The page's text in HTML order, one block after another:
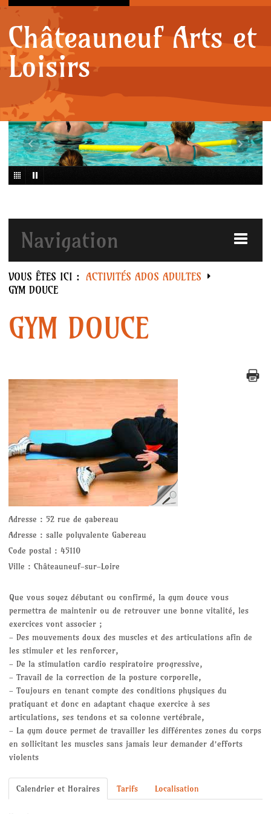
Châteauneuf Arts et
Loisirs
Navigation
Accueil
Activités Enfants
DESSIN / PEINTURE
PARTY DANCE
DESSIN MANGA
GYM ENFANTS
Activités Ados Adultes
AQUACAL DYNAMIQUE
AQUACAL CARDIO
BODY-RENFORT
DESSIN / PEINTURE
GYM DOUCE
GYM DYNAMIQUE
MARCHE NORDIQUE
QI GONG
RELAXOSOPHROLOGIE
VOUS ÊTES ICI : ACTIVITÉS ADOS ADULTES
GYM DOUCE
GYM DOUCE
Adresse : 52 rue de gabereau
Adresse : salle polyvalente Gabereau
Code postal : 45110
Ville : Châteauneuf-sur-Loire
Que vous soyez débutant ou confirmé, la gym douce vous
permettra de maintenir ou de retrouver une bonne vitalité, les
exercices vont associer ;
- Des mouvements doux des muscles et des articulations afin de
les stimuler et les renforcer,
- De la stimulation cardio respiratoire progressive,
- Travail de la correction de la posture corporelle,
- Toujours en tenant compte des conditions physiques du
pratiquant et donc en adaptant chaque exercice à ses
articulations, ses tendons et sa colonne vertébrale,
- La gym douce permet de travailler les différentes zones du corps
en sollicitant les muscles sans jamais leur demander d’efforts
violents
Calendrier et Horaires Tarifs Localisation